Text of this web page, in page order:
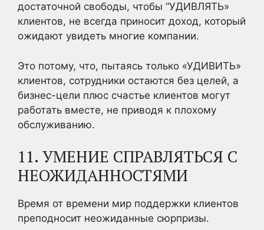
достаточной свободы, чтобы “УДИВЛЯТЬ»
клиентов, не всегда приносит доход, который
ожидают увидеть многие компании.
Это потому, что, пытаясь только «УДИВИТЬ»
клиентов, сотрудники остаются без целей, а
бизнес-цели плюс счастье клиентов могут
работать вместе, не приводя к плохому
обслуживанию.
11. УМЕНИЕ СПРАВЛЯТЬСЯ С
НЕОЖИДАННОСТЯМИ
Время от времени мир поддержки клиентов
преподносит неожиданные сюрпризы.